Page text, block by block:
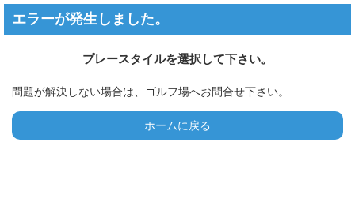
エラーが発生しました。
プレースタイルを選択して下さい。
問題が解決しない場合は、ゴルフ場へお問合せ下さい。
ホームに戻る